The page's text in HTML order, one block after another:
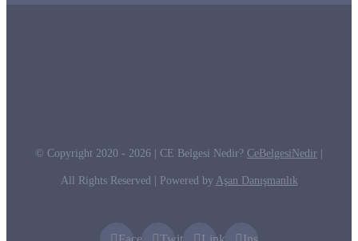
© Copyright 2020 - 2026 | CE Belgesi Nedir? CeBelgesiNedir
All Rights Reserved | Powered by Aşan Danışmanlık